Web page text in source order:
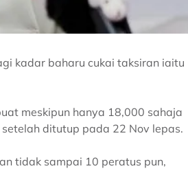
kadar baharu cukai taksiran iaitu
meskipun hanya 18,000 sahaja
ditutup pada 22 Nov lepas.
tidak sampai 10 peratus pun,